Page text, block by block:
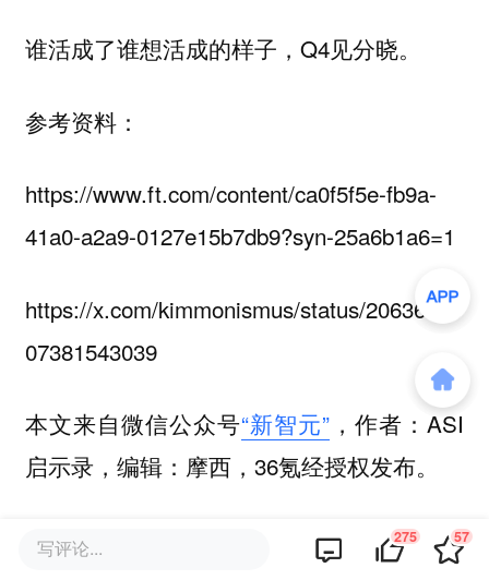
谁活成了谁想活成的样子，Q4见分晓。
参考资料：
https://www.ft.com/content/ca0f5f5e-fb9a-
41a0-a2a9-0127e15b7db9?syn-25a6b1a6=1
https://x.com/kimmonismus/status/20636433
07381543039
本文来自微信公众号“新智元” ，作者：ASI
启示录，编辑：摩西，36氪经授权发布。
该文观点仅代表作者本人，36氪平台仅提供信息存储空间服务。
写评论... 275 57